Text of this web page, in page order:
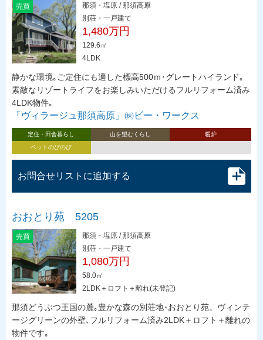
売買
那須・塩原 / 那須高原
別荘・一戸建て
1,480万円
129.6㎡
4LDK
静かな環境｡ご定住にも適した標高500ｍ･グレートハイランド｡
素敵なリゾートライフをお楽しみいただけるフルリフォーム済み
4LDK物件｡
「ヴィラージュ那須高原」㈱ビー・ワークス
定住・田舎暮らし 山を望むくらし
暖炉
ペットのびのび
お問合せリストに追加する
おおとり苑 5205
売買
那須・塩原 / 那須高原
別荘・一戸建て
1,080万円
58.0㎡
2LDK＋ロフト＋離れ(未登記)
那須どうぶつ王国の麓｡豊かな森の別荘地･おおとり苑。ヴィンテ
ージグリーンの外壁､フルリフォーム済み2LDK＋ロフト＋離れの
物件です｡